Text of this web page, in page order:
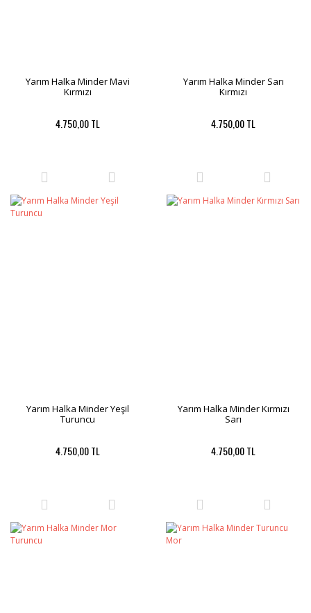
Yarım Halka Minder Mavi
Kırmızı
4.750,00 TL
Yarım Halka Minder Sarı
Kırmızı
4.750,00 TL
Yarım Halka Minder Yeşil
Turuncu
4.750,00 TL
Yarım Halka Minder Kırmızı
Sarı
4.750,00 TL